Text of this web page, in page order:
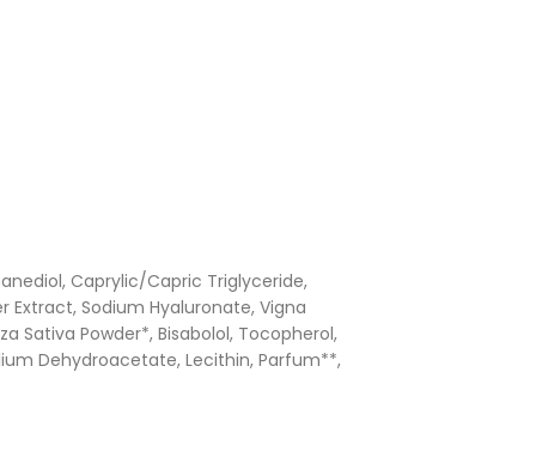
Caprylic/Capric Triglyceride,
Extract, Sodium Hyaluronate, Vigna
Sativa Powder*, Bisabolol, Tocopherol,
Dehydroacetate, Lecithin, Parfum**,